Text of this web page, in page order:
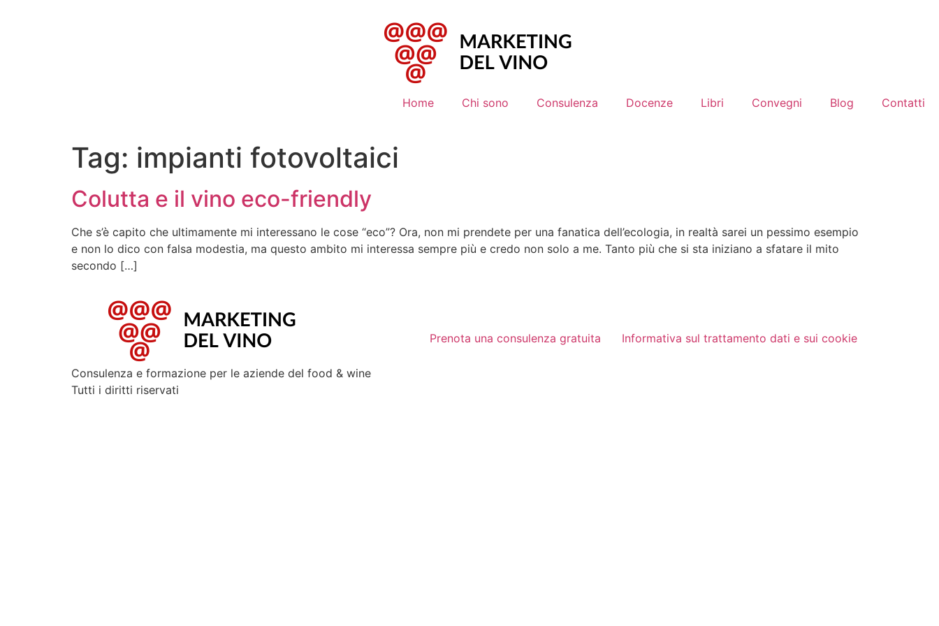
Home Chi sono Consulenza Docenze Libri Convegni Blog Contatti
Tag: impianti fotovoltaici
Colutta e il vino eco-friendly
Che s’è capito che ultimamente mi interessano le cose “eco”? Ora, non mi prendete per una fanatica dell’ecologia, in realtà sarei un pessimo esempio
e non lo dico con falsa modestia, ma questo ambito mi interessa sempre più e credo non solo a me. Tanto più che si sta iniziano a sfatare il mito
secondo […]
Consulenza e formazione per le aziende del food & wine
Prenota una consulenza gratuita Informativa sul trattamento dati e sui cookie
Tutti i diritti riservati